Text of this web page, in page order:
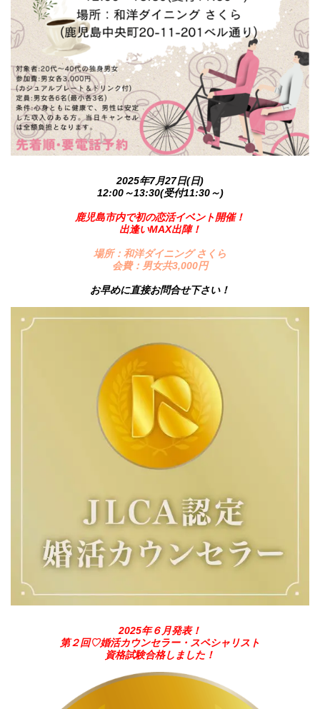
2025年7月27日(日)
12:00～13:30(受付11:30～)
鹿児島市内で初の恋活イベント開催！
出逢いMAX出陣！
場所：和洋ダイニング さくら
会費：男女共3,000円
お早めに直接お問合せ下さい！
2025年６月発表！
第２回♡婚活カウンセラー・スペシャリスト
資格試験合格しました！